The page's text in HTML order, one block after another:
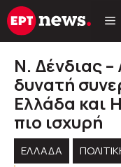
Μετάβαση
σε
Ν. Δένδιας
δυνατή
Ελλάδα και
πιο ισχυρή
ΕΛΛΑΔΑ